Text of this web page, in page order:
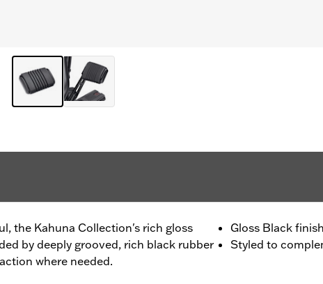
the Kahuna Collection's rich gloss
by deeply grooved, rich black rubber
where needed.
Gloss Black finish
Styled to